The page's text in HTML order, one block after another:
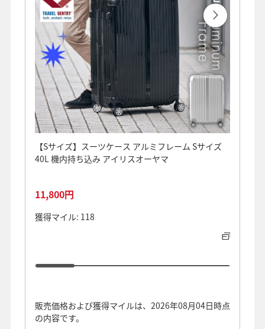
【Sサイズ】スーツケース アルミフレーム Sサイズ
40L 機内持ち込み アイリスオーヤマ
11,800円
獲得マイル: 118
販売価格および獲得マイルは、2026年08月04日時点
の内容です。